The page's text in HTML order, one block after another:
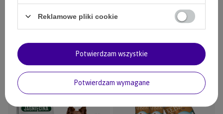
Sucha karma Look4dog CARE
Wołowina bez zbóż i kurczaka 12 kg
Dodaj do koszyka
Smaczki dla psa 100% małży
nowozelandzkich dla psa 70 g
Dodaj do koszyka
Reklamowe pliki cookie
Potwierdzam wymagane
Potwierdzam wszystkie